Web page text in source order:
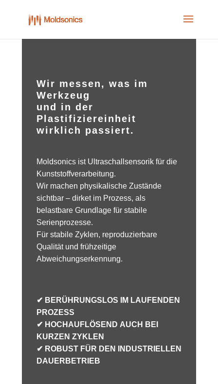
content
Wir messen, was im
Werkzeug
und in der
Plastifiziereinheit
wirklich passiert.
Moldsonics ist Ultraschallsensorik für die
Kunststoffverarbeitung.
Wir machen physikalische Zustände
sichtbar – dirket im Prozess, als
belastbare Grundlage für stabile
Serienprozesse.
Für stabile Zyklen, reproduzierbare
Qualität und frühzeitige
Abweichungserkennung.
✔ BERÜHRUNGSLOS IM LAUFENDEN
PROZESS
✔ HOCHAUFLÖSEND AUCH BEI
KURZEN ZYKLEN
✔ ROBUST FÜR DEN INDUSTRIELLEN
DAUERBETRIEB